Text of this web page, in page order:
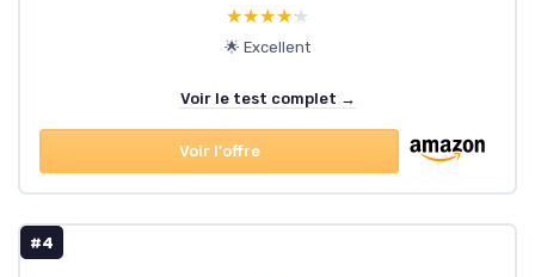
★★★★★
★★★★★
🌟 Excellent
Voir le test complet →
Voir l'offre
#4